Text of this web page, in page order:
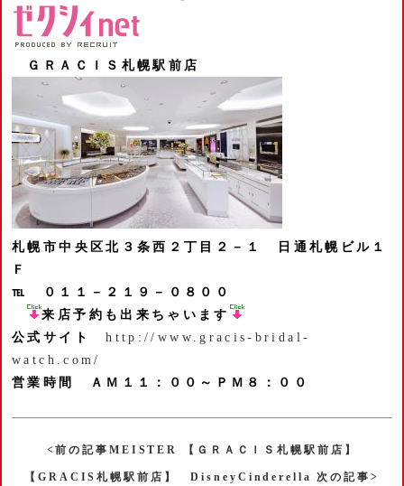
ＧＲＡＣＩＳ札幌駅前店
札幌市中央区北３条西２丁目２－１
日通札幌ビル１
Ｆ
℡ ０１１－２１９－０８００
来店予約も出来ちゃいます
公式サイト
http://www.gracis-bridal-
watch.com/
営業時間 ＡＭ１１：００～ＰＭ８：００
<前の記事MEISTER 【ＧＲＡＣＩＳ札幌駅前店】
【GRACIS札幌駅前店】 DisneyCinderella 次の記事>